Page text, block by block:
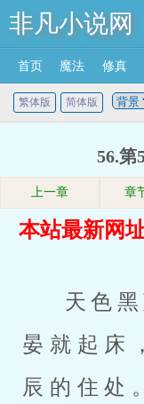
非凡小说网
首页 魔法 修真
繁体版 简体版
56.第
上一章 章
本站最新网
天色
晏就起床
辰的住处